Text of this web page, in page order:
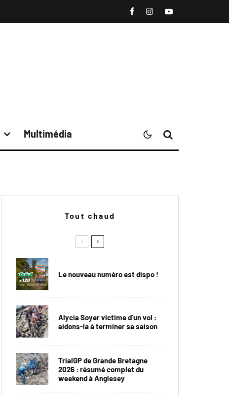
Multimédia
Tout chaud
Le nouveau numéro est dispo !
Alycia Soyer victime d’un vol :
aidons-la à terminer sa saison
TrialGP de Grande Bretagne
2026 : résumé complet du
weekend à Anglesey